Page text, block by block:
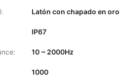
Latón con chapado en oro
IP67
10 ~ 2000Hz
1000